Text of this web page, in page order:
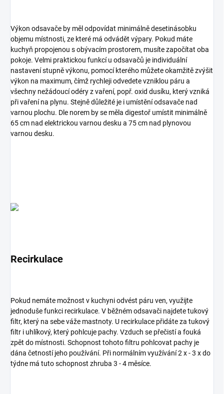
Výkon odsavače by měl odpovídat minimálně desetinásobku
objemu místnosti, ze které má odvádět výpary. Pokud máte
kuchyň propojenou s obývacím prostorem, musíte započítat oba
pokoje. Velmi praktickou funkcí u odsavačů je individuální
nastavení stupně výkonu, pomocí kterého můžete okamžitě zvýšit
výkon na maximum, čímž rychleji odvedete vzniklou páru a
všechny nežádoucí odéry z vaření, popř. oxid dusíku, který vzniká
při vaření na plynu. Stejně důležité je i umístění odsavače nad
varnou plochu. Dle norem by se měla digestoř umístit minimálně
65 cm nad elektrickou varnou desku a 75 cm nad plynovou
varnou desku.
Recirkulace
Pokud nemáte možnost v kuchyni odvést páru ven, využijte
jednoduše funkci recirkulace. V běžném odsavači najdete tukový
filtr, který na sebe váže mastnoty. U recirkulace přidáte za tukový
filtr i uhlíkový, který pohlcuje pachy. Vzduch se přečistí a fouká
zpět do místnosti. Schopnost tohoto filtru pohlcovat pachy je
dána četností jeho používání. Při normálním využívání 2 x - 3 x do
týdne má tuto schopnost zhruba 3 - 4 měsíce.